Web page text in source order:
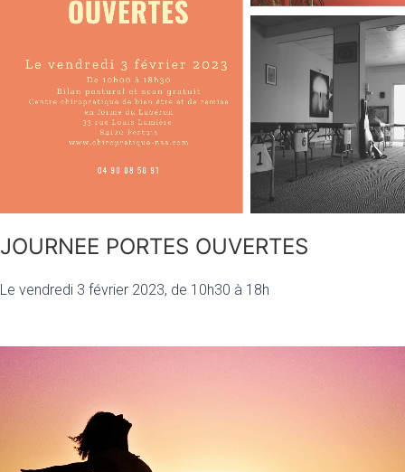
JOURNEE PORTES OUVERTES
Le vendredi 3 février 2023, de 10h30 à 18h